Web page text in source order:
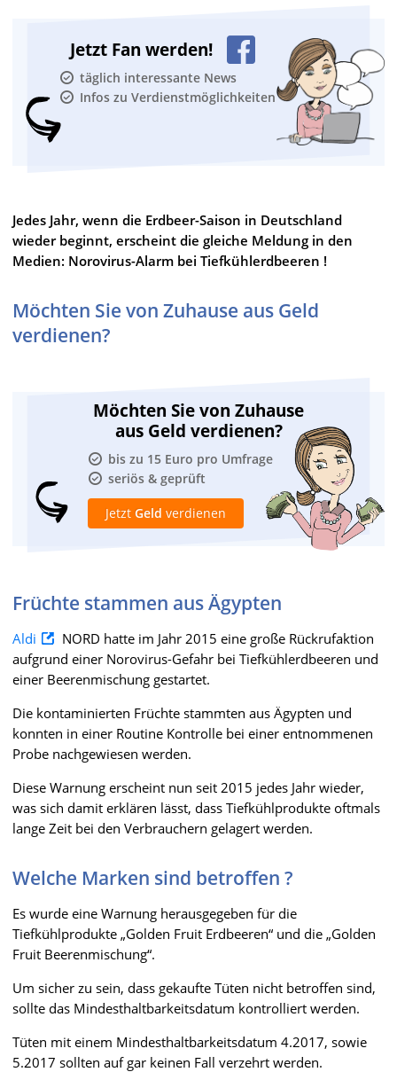
Jetzt Fan werden!
täglich interessante News
Infos zu Verdienstmöglichkeiten
Jedes Jahr, wenn die Erdbeer-Saison in Deutschland
wieder beginnt, erscheint die gleiche Meldung in den
Medien: Norovirus-Alarm bei Tiefkühlerdbeeren !
Möchten Sie von Zuhause aus Geld
verdienen?
Möchten Sie von Zuhause
aus Geld verdienen?
bis zu 15 Euro pro Umfrage
seriös & geprüft
Jetzt Geld verdienen
Früchte stammen aus Ägypten
Aldi
NORD hatte im Jahr 2015 eine große Rückrufaktion
aufgrund einer Norovirus-Gefahr bei Tiefkühlerdbeeren und
einer Beerenmischung gestartet.
Die kontaminierten Früchte stammten aus Ägypten und
konnten in einer Routine Kontrolle bei einer entnommenen
Probe nachgewiesen werden.
Diese Warnung erscheint nun seit 2015 jedes Jahr wieder,
was sich damit erklären lässt, dass Tiefkühlprodukte oftmals
lange Zeit bei den Verbrauchern gelagert werden.
Welche Marken sind betroffen ?
Es wurde eine Warnung herausgegeben für die
Tiefkühlprodukte „Golden Fruit Erdbeeren“ und die „Golden
Fruit Beerenmischung“.
Um sicher zu sein, dass gekaufte Tüten nicht betroffen sind,
sollte das Mindesthaltbarkeitsdatum kontrolliert werden.
Tüten mit einem Mindesthaltbarkeitsdatum 4.2017, sowie
5.2017 sollten auf gar keinen Fall verzehrt werden.